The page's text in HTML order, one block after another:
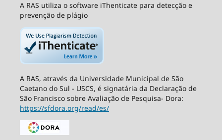
A RAS utiliza o software iThenticate para detecção e
prevenção de plágio
A RAS, através da Universidade Municipal de São
Caetano do Sul - USCS, é signatária da Declaração de
São Francisco sobre Avaliação de Pesquisa- Dora:
https://sfdora.org/read/es/